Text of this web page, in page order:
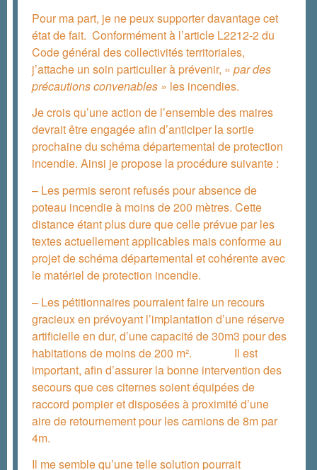
Pour ma part, je ne peux supporter davantage cet
état de fait. Conformément à l’article L2212-2 du
Code général des collectivités territoriales,
j’attache un soin particulier à prévenir, «par des
précautions convenables » les incendies.
Je crois qu’une action de l’ensemble des maires
devrait être engagée afin d’anticiper la sortie
prochaine du schéma départemental de protection
incendie. Ainsi je propose la procédure suivante :
– Les permis seront refusés pour absence de
poteau incendie à moins de 200 mètres. Cette
distance étant plus dure que celle prévue par les
textes actuellement applicables mais conforme au
projet de schéma départemental et cohérente avec
le matériel de protection incendie.
– Les pétitionnaires pourraient faire un recours
gracieux en prévoyant l’implantation d’une réserve
artificielle en dur, d’une capacité de 30m3 pour des
habitations de moins de 200 m². Il est
important, afin d’assurer la bonne intervention des
secours que ces citernes soient équipées de
raccord pompier et disposées à proximité d’une
aire de retournement pour les camions de 8m par
4m.
Il me semble qu’une telle solution pourrait